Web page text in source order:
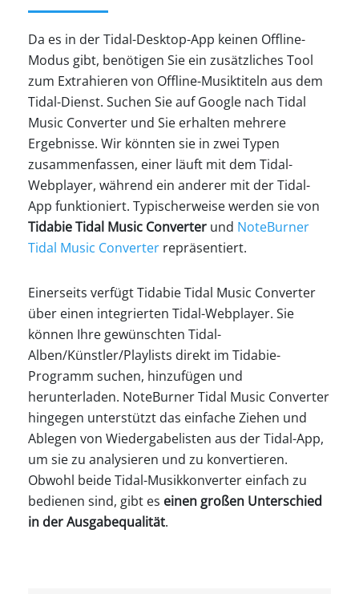
Da es in der Tidal-Desktop-App keinen Offline-
Modus gibt, benötigen Sie ein zusätzliches Tool
zum Extrahieren von Offline-Musiktiteln aus dem
Tidal-Dienst. Suchen Sie auf Google nach Tidal
Music Converter und Sie erhalten mehrere
Ergebnisse. Wir könnten sie in zwei Typen
zusammenfassen, einer läuft mit dem Tidal-
Webplayer, während ein anderer mit der Tidal-
App funktioniert. Typischerweise werden sie von
Tidabie Tidal Music Converter und NoteBurner
Tidal Music Converter repräsentiert.
Einerseits verfügt Tidabie Tidal Music Converter
über einen integrierten Tidal-Webplayer. Sie
können Ihre gewünschten Tidal-
Alben/Künstler/Playlists direkt im Tidabie-
Programm suchen, hinzufügen und
herunterladen. NoteBurner Tidal Music Converter
hingegen unterstützt das einfache Ziehen und
Ablegen von Wiedergabelisten aus der Tidal-App,
um sie zu analysieren und zu konvertieren.
Obwohl beide Tidal-Musikkonverter einfach zu
bedienen sind, gibt es einen großen Unterschied
in der Ausgabequalität.